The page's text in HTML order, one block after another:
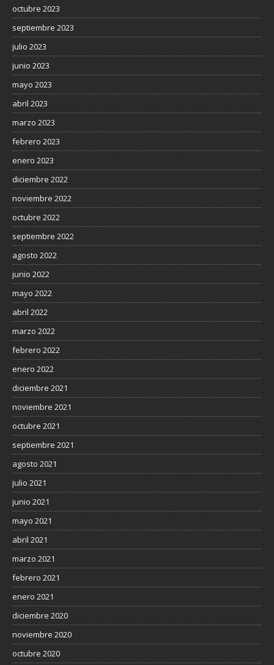
octubre 2023
septiembre 2023
julio 2023
junio 2023
mayo 2023
abril 2023
marzo 2023
febrero 2023
enero 2023
diciembre 2022
noviembre 2022
octubre 2022
septiembre 2022
agosto 2022
junio 2022
mayo 2022
abril 2022
marzo 2022
febrero 2022
enero 2022
diciembre 2021
noviembre 2021
octubre 2021
septiembre 2021
agosto 2021
julio 2021
junio 2021
mayo 2021
abril 2021
marzo 2021
febrero 2021
enero 2021
diciembre 2020
noviembre 2020
octubre 2020